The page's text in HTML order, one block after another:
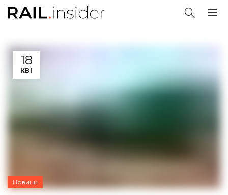
18
КВІ
Новини